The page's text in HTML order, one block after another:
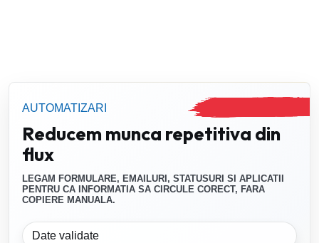
AUTOMATIZARI
Reducem munca repetitiva din
flux
LEGAM FORMULARE, EMAILURI, STATUSURI SI APLICATII
PENTRU CA INFORMATIA SA CIRCULE CORECT, FARA
COPIERE MANUALA.
Date validate